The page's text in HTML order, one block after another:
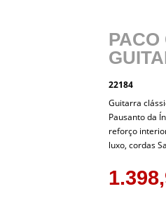
PACO
22184
Guitarra
Pausanto da
reforço
luxo, cordas